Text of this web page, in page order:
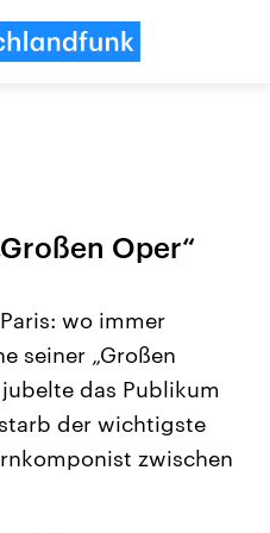
aus
USA
Aktuelle Beiträge,
Hintergründe
Wirtschaftlich und
Oper“
wo immer
seiner „Großen
das Publikum
der wichtigste
zwischen